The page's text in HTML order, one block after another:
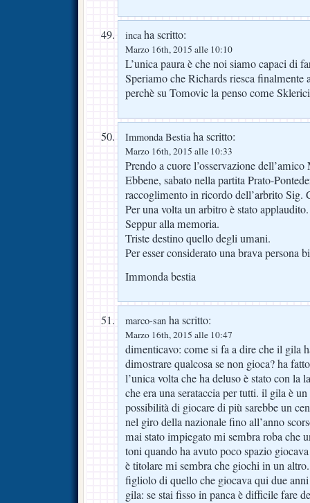
incaha scritto:
Marzo 16th, 2015 alle 10:10
L’unica paura è che noi siamo capaci di
Speriamo che Richards riesca finalmente
perchè su Tomovic la penso come Sklerici
Immonda Bestiaha scritto:
Marzo 16th, 2015 alle 10:33
Prendo a cuore l’osservazione dell’amico
Ebbene, sabato nella partita Prato-
raccoglimento in ricordo dell’arbrito Sig.
Per una volta un arbitro è stato applaudito.
Seppur alla memoria.
Triste destino quello degli umani.
Per esser considerato una brava persona
Immonda bestia
marco-san ha scritto:
Marzo 16th, 2015 alle 10:47
dimenticavo: come si fa a dire che il gila
dimostrare qualcosa se non gioca? ha
l’unica volta che ha deluso è stato con la
che era una serataccia per tutti. il gila è
possibilità di giocare di più sarebbe un
nel giro della nazionale fino all’anno
mai stato impiegato mi sembra roba che
toni quando ha avuto poco spazio
è titolare mi sembra che giochi in un
figliolo di quello che giocava qui due anni
gila: se stai fisso in panca è difficile fare